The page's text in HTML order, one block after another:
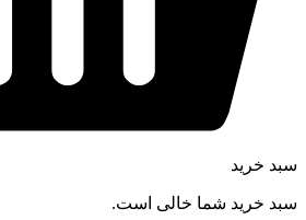
سبد خرید
سبد خرید شما خالی است.